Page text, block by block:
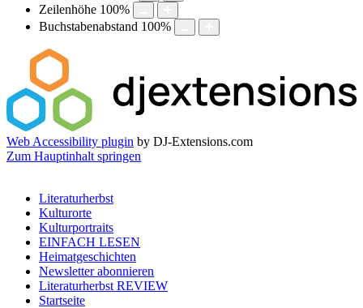
Zeilenhöhe 100%
Buchstabenabstand 100%
Web Accessibility plugin by DJ-Extensions.com
Zum Hauptinhalt springen
Literaturherbst
Kulturorte
Kulturportraits
EINFACH LESEN
Heimatgeschichten
Newsletter abonnieren
Literaturherbst REVIEW
Startseite